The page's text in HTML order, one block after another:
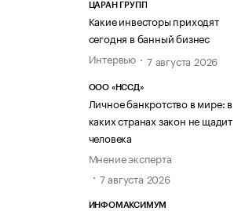
ЦАРАН ГРУПП
Какие инвесторы приходят
сегодня в банный бизнес
Интервью
7 августа 2026
ООО «НССД»
Личное банкротство в мире: в
каких странах закон не щадит
человека
Мнение эксперта
7 августа 2026
ИНФОМАКСИМУМ